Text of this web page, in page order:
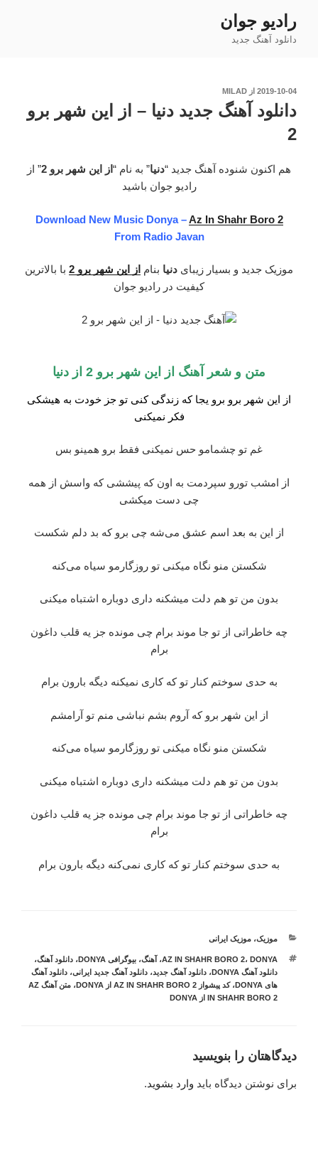
محتوا
رادیو جوان
دانلود آهنگ جدید
نوشته‌شده
2019-10-04 از MILAD
دانلود آهنگ جدید دنیا – از این شهر برو
2
هم اکنون شنوده آهنگ جدید “دنیا” به نام “ از این شهر برو 2
” از
رادیو جوان باشید
Download New Music Donya –Az In Shahr Boro 2
From Radio Javan
موزیک جدید و بسیار زیبای دنیا بنام از این شهر برو 2
با بالاترین
کیفیت در رادیو جوان
متن و شعر آهنگ از این شهر برو 2 از دنیا
از این شهر برو برو یجا که زندگی‌ کنی‌ تو جز خودت به هیشکی
فکر نمیکنی‌
غم تو چشمامو حس نمیکنی‌ فقط برو همینو بس
از امشب تورو سپردمت به اون که پیششی که واسش از همه
چی‌ دست میکشی
از این به بعد اسم عشق می‌شه چی‌ برو که بد دلم شکست
شکستن منو نگاه میکنی‌ تو روزگارمو سیاه می‌کنه
بدون من تو هم دلت میشکنه داری دوباره اشتباه میکنی‌
چه خاطراتی از تو جا موند برام چی‌ مونده جز یه قلب داغون
برام
به حدی سوختم کنار تو که کاری نمیکنه دیگه بارون برام
از این شهر برو که آروم بشم نباشی‌ منم تو آرامشم
شکستن منو نگاه میکنی‌ تو روزگارمو سیاه می‌کنه
بدون من تو هم دلت میشکنه داری دوباره اشتباه میکنی‌
چه خاطراتی از تو جا موند برام چی‌ مونده جز یه قلب داغون
برام
به حدی سوختم کنار تو که کاری نمی‌کنه دیگه بارون برام
دسته‌ها
موزیک،موزیک ایرانی
برچسب‌هاAZ IN SHAHR BORO 2، DONYA ، آهنگ،بیوگرافی DONYA ،دانلود آهنگ،
دانلود آهنگ DONYA
،دانلود آهنگ جدید،دانلود آهنگ جدید ایرانی،دانلود آهنگ
های DONYA
،کد پیشواز AZ IN SHAHR BORO 2 از DONYA ،
متن آهنگ AZ
IN SHAHR BORO 2 از DONYA
دیدگاهتان را بنویسید
برای نوشتن دیدگاه باید وارد بشوید.